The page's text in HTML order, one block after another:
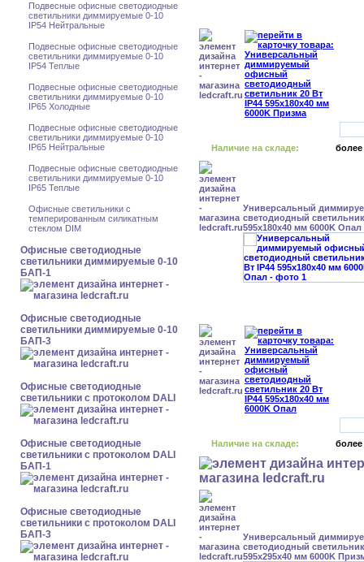
Подвесные офисные светодиодные
светильники диммируемые 0-10
IP54 Нейтральные
Подвесные офисные светодиодные
светильники диммируемые 0-10
IP54 Теплые
Подвесные офисные светодиодные
светильники диммируемые 0-10
IP65 Холодные
Подвесные офисные светодиодные
светильники диммируемые 0-10
IP65 Нейтральные
Подвесные офисные светодиодные
светильники диммируемые 0-10
IP65 Теплые
Офисные светильники с
темперированным силикатным
стеклом DIM
Офисные светодиодные
светильники диммируемые 0-10
БАП-1
Офисные светодиодные
светильники диммируемые 0-10
БАП-3
Офисные светодиодные
светильники с протоколом DALI
Офисные светодиодные
светильники с протоколом DALI
БАП-1
Офисные светодиодные
светильники с протоколом DALI
БАП-3
Наличие на складе: более
Универсальный
светодиодный
595x180x40 мм 6000K Опал
Наличие на складе: более
Универсальный
светодиодный
595x295x40 мм 6000K